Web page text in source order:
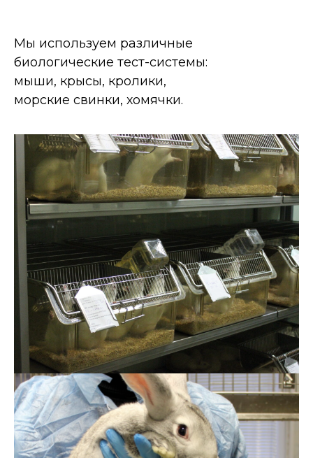
имеющих опосредованный контакт с
организмом человека
Мы используем различные
биологические тест-системы:
мыши, крысы, кролики,
морские свинки, хомячки.
Step 1
Step 2